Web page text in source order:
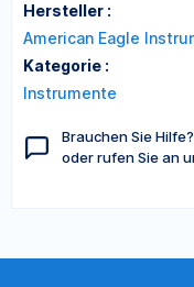
Hersteller :
American Eagle
Kategorie :
Instrumente
Brauchen Sie Hilfe?
oder rufen Sie an